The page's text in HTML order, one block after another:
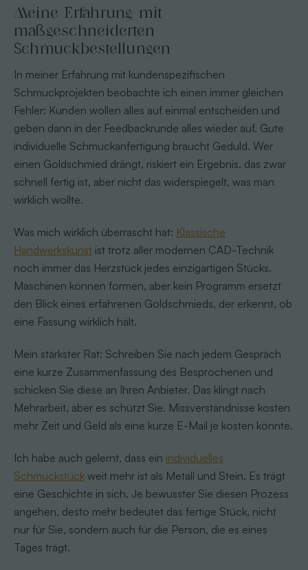
Meine Erfahrung mit
maßgeschneiderten
Schmuckbestellungen
In meiner Erfahrung mit kundenspezifischen
Schmuckprojekten beobachte ich einen immer gleichen
Fehler: Kunden wollen alles auf einmal entscheiden und
geben dann in der Feedbackrunde alles wieder auf. Gute
individuelle Schmuckanfertigung braucht Geduld. Wer
einen Goldschmied drängt, riskiert ein Ergebnis, das zwar
schnell fertig ist, aber nicht das widerspiegelt, was man
wirklich wollte.
Was mich wirklich überrascht hat: Klassische
Handwerkskunstist trotz aller modernen CAD-Technik
noch immer das Herzstück jedes einzigartigen Stücks.
Maschinen können formen, aber kein Programm ersetzt
den Blick eines erfahrenen Goldschmieds, der erkennt, ob
eine Fassung wirklich hält.
Mein stärkster Rat: Schreiben Sie nach jedem Gespräch
eine kurze Zusammenfassung des Besprochenen und
schicken Sie diese an Ihren Anbieter. Das klingt nach
Mehrarbeit, aber es schützt Sie. Missverständnisse kosten
mehr Zeit und Geld als eine kurze E-Mail je kosten könnte.
Ich habe auch gelernt, dass ein individuelles
Schmuckstückweit mehr ist als Metall und Stein. Es trägt
eine Geschichte in sich. Je bewusster Sie diesen Prozess
angehen, desto mehr bedeutet das fertige Stück, nicht
nur für Sie, sondern auch für die Person, die es eines
Tages trägt.